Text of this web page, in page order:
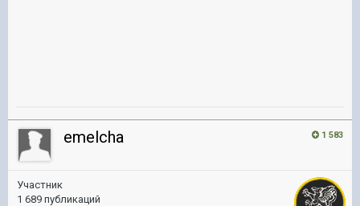
1 583
emelcha
Участник
1 689 публикаций